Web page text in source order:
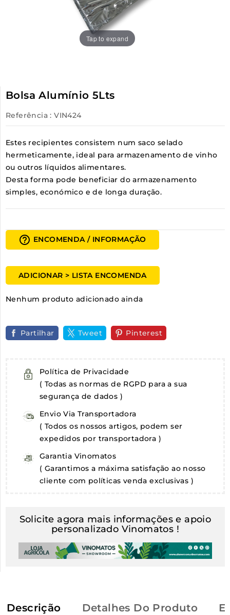
Tap to expand
Bolsa Alumínio 5Lts
Referência : VIN424
Estes recipientes consistem num saco selado
hermeticamente, ideal para armazenamento de vinho
ou outros líquidos alimentares.
Desta forma pode beneficiar do armazenamento
simples, económico e de longa duração.
help_outline ENCOMENDA / INFORMAÇÃO
ADICIONAR > LISTA ENCOMENDA
Nenhum produto adicionado ainda
Partilhar Tweet Pinterest
Política de Privacidade
( Todas as normas de RGPD para a sua
segurança de dados )
Envio Via Transportadora
( Todos os nossos artigos, podem ser
expedidos por transportadora )
Garantia Vinomatos
( Garantimos a máxima satisfação ao nosso
cliente com políticas venda exclusivas )
Solicite agora mais informações e apoio
personalizado Vinomatos !
Descrição Detalhes Do Produto